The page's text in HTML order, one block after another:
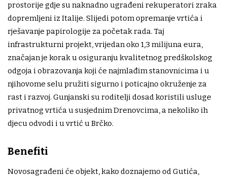
prostorije gdje su naknadno ugrađeni rekuperatori zraka
dopremljeni iz Italije. Slijedi potom opremanje vrtića i
rješavanje papirologije za početak rada. Taj
infrastrukturni projekt, vrijedan oko 1,3 milijuna eura,
značajan je korak u osiguranju kvalitetnog predškolskog
odgoja i obrazovanja koji će najmlađim stanovnicima i u
njihovome selu pružiti sigurno i poticajno okruženje za
rast i razvoj. Gunjanski su roditelji dosad koristili usluge
privatnog vrtića u susjednim Drenovcima, a nekoliko ih
djecu odvodi i u vrtić u Brčko.
Benefiti
Novosagrađeni će objekt, kako doznajemo od Gutića,